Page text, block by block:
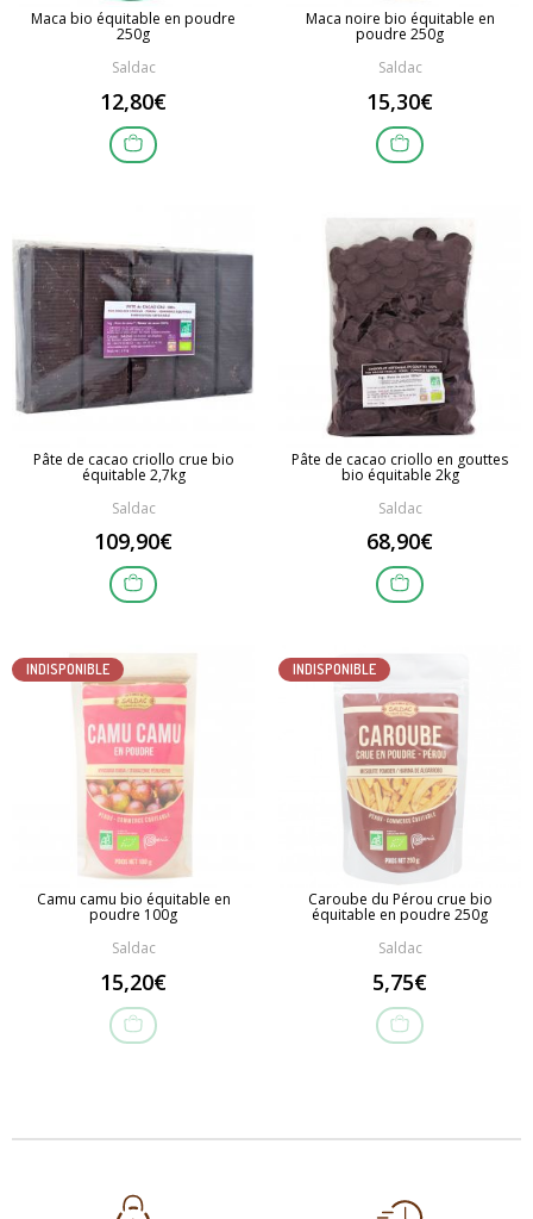
Maca bio équitable en poudre
250g
Saldac
12,80€
Maca noire bio équitable en
poudre 250g
Saldac
15,30€
Pâte de cacao criollo crue bio
équitable 2,7kg
Saldac
109,90€
Pâte de cacao criollo en gouttes
bio équitable 2kg
Saldac
68,90€
INDISPONIBLE
Camu camu bio équitable en
poudre 100g
Saldac
15,20€
INDISPONIBLE
Caroube du Pérou crue bio
équitable en poudre 250g
Saldac
5,75€